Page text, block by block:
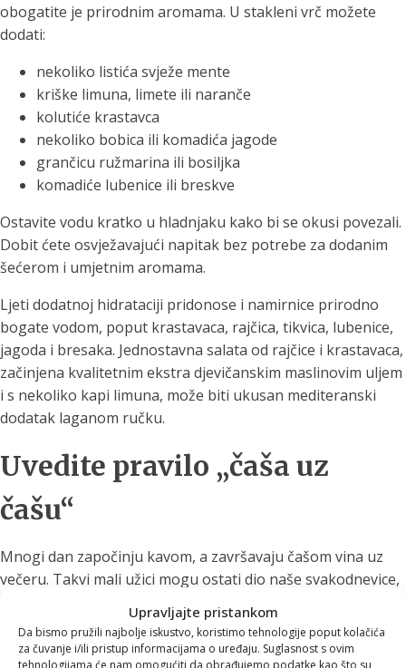
Upravljajte pristankom
Da bismo pružili najbolje iskustvo, koristimo tehnologije poput kolačića
za čuvanje i/ili pristup informacijama o uređaju. Suglasnost s ovim
tehnologijama će nam omogućiti da obrađujemo podatke kao što su
obogatite je prirodnim aromama. U stakleni vrč možete
dodati:
nekoliko listića svježe mente
kriške limuna, limete ili naranče
kolutiće krastavca
nekoliko bobica ili komadića jagode
grančicu ružmarina ili bosiljka
komadiće lubenice ili breskve
Ostavite vodu kratko u hladnjaku kako bi se okusi povezali.
Dobit ćete osvježavajući napitak bez potrebe za dodanim
šećerom i umjetnim aromama.
Ljeti dodatnoj hidrataciji pridonose i namirnice prirodno
bogate vodom, poput krastavaca, rajčica, tikvica, lubenice,
jagoda i bresaka. Jednostavna salata od rajčice i krastavaca,
začinjena kvalitetnim ekstra djevičanskim maslinovim uljem
i s nekoliko kapi limuna, može biti ukusan mediteranski
dodatak laganom ručku.
Uvedite pravilo „čaša uz
čašu“
Mnogi dan započinju kavom, a završavaju čašom vina uz
večeru. Takvi mali užici mogu ostati dio naše svakodnevice,
šalicu kave ili čašu alkoholnog pića popijte i veliku čašu
vode.